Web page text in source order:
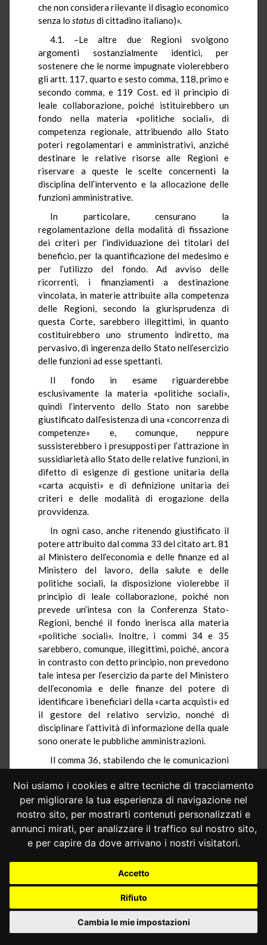
Noi usiamo i cookies e altre tecniche di tracciamento
per migliorare la tua esperienza di navigazione nel
nostro sito, per mostrarti contenuti personalizzati e
annunci mirati, per analizzare il traffico sul nostro sito,
e per capire da dove arrivano i nostri visitatori.
Accetto
Rifiuto
Cambia le mie impostazioni
che non considera rilevante il disagio economico
senza lo statusdi cittadino italiano)».
4.1. –Le altre due Regioni svolgono
argomenti sostanzialmente identici, per
sostenere che le norme impugnate violerebbero
gli artt. 117, quarto e sesto comma, 118, primo e
secondo comma, e 119 Cost. ed il principio di
leale collaborazione, poiché istituirebbero un
fondo nella materia «politiche sociali», di
competenza regionale, attribuendo allo Stato
poteri regolamentari e amministrativi, anziché
destinare le relative risorse alle Regioni e
riservare a queste le scelte concernenti la
disciplina dell’intervento e la allocazione delle
funzioni amministrative.
In particolare, censurano la
regolamentazione della modalità di fissazione
dei criteri per l’individuazione dei titolari del
beneficio, per la quantificazione del medesimo e
per l’utilizzo del fondo. Ad avviso delle
ricorrenti, i finanziamenti a destinazione
vincolata, in materie attribuite alla competenza
delle Regioni, secondo la giurisprudenza di
questa Corte, sarebbero illegittimi, in quanto
costituirebbero uno strumento indiretto, ma
pervasivo, di ingerenza dello Stato nell’esercizio
delle funzioni ad esse spettanti.
Il fondo in esame riguarderebbe
esclusivamente la materia «politiche sociali»,
quindi l’intervento dello Stato non sarebbe
giustificato dall’esistenza di una «concorrenza di
competenze» e, comunque, neppure
sussisterebbero i presupposti per l’attrazione in
sussidiarietà allo Stato delle relative funzioni, in
difetto di esigenze di gestione unitaria della
«carta acquisti» e di definizione unitaria dei
criteri e delle modalità di erogazione della
provvidenza.
In ogni caso, anche ritenendo giustificato il
potere attribuito dal comma 33 del citato art. 81
al Ministero dell’economia e delle finanze ed al
Ministero del lavoro, della salute e delle
politiche sociali, la disposizione violerebbe il
principio di leale collaborazione, poiché non
prevede un’intesa con la Conferenza Stato-
Regioni, benché il fondo inerisca alla materia
«politiche sociali». Inoltre, i commi 34 e 35
sarebbero, comunque, illegittimi, poiché, ancora
in contrasto con detto principio, non prevedono
tale intesa per l’esercizio da parte del Ministero
dell’economia e delle finanze del potere di
identificare i beneficiari della «carta acquisti» ed
il gestore del relativo servizio, nonché di
disciplinare l’attività di informazione della quale
sono onerate le pubbliche amministrazioni.
Il comma 36, stabilendo che le comunicazioni
dell’economia e delle finanze (o dalle
amministrazioni o enti di cui questo si avvale)
devono essere fornite «secondo gli indirizzi da
questo impartiti» sarebbe, invece, illegittimo,
poiché il principio di leale collaborazione
giustifica il dovere di cooperazione e
comunicazione fra enti territoriali, dovendo,
tuttavia, escludersi che esso possa essere
impartendo direttive alle Regioni. In ogni caso,
lo Stato non potrebbe emanare un atto di
indirizzo in una materia di competenza